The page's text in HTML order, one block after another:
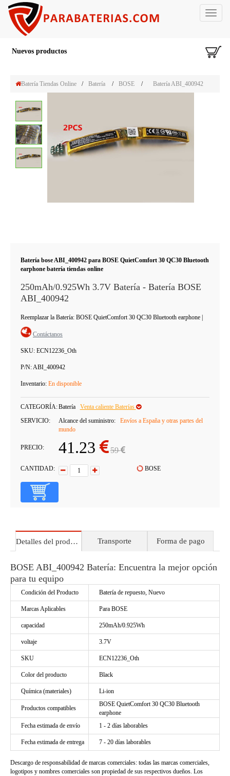
Toggle
Nuevos productos
Batería Tiendas Online / Batería / BOSE / Batería ABI_400942
Batería bose ABI_400942 para BOSE QuietComfort 30 QC30 Bluetooth
earphone batería tiendas online
250mAh/0.925Wh 3.7V Batería - Batería BOSE
ABI_400942
Reemplazar la Batería: BOSE QuietComfort 30 QC30 Bluetooth earphone
Contáctanos
SKU: ECN12236_Oth
P/N:ABI_400942
Inventario: En disponible
CATEGORÍA:Batería
Venta caliente Baterías
SERVICIO:
Alcance del suministro:
Envíos a España y otras partes del
mundo
PRECIO: 41.23 59
CANTIDAD: BOSE
Detalles del producto Transporte Forma de pago
BOSE ABI_400942 Batería: Encuentra la mejor opción
para tu equipo
Condición del Producto Batería de repuesto, Nuevo
Marcas Aplicables Para BOSE
capacidad 250mAh/0.925Wh
voltaje 3.7V
SKU ECN12236_Oth
Color del producto Black
Química (materiales) Li-ion
Productos compatibles
BOSE QuietComfort 30 QC30 Bluetooth
earphone
Fecha estimada de envío
1 - 2 días laborables
Fecha estimada de entrega 7 - 20 días laborables
Descargo de responsabilidad de marcas comerciales: todas las marcas comerciales,
logotipos y nombres comerciales son propiedad de sus respectivos dueños. Los